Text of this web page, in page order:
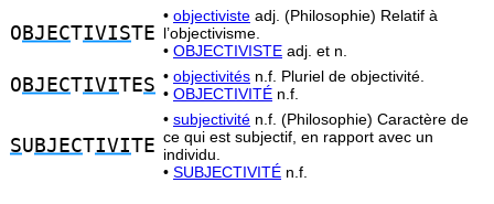
O BJECTIVISTE
• objectiviste adj. (Philosophie) Relatif à
l’objectivisme.
• OBJECTIVISTE adj. et n.
O BJECTIVITES • objectivités n.f. Pluriel de objectivité.
• OBJECTIVITÉ n.f.
SU BJECTIVITE
• subjectivité n.f. (Philosophie) Caractère de
ce qui est subjectif, en rapport avec un
individu.
• SUBJECTIVITÉ n.f.